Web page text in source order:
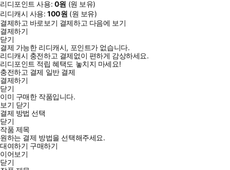
리디포인트 사용: 0원 (원 보유)
리디캐시 사용:100원 (원 보유)
결제하고 바로보기 결제하고 다음에 보기
결제하기
닫기
결제 가능한 리디캐시, 포인트가 없습니다.
리디캐시 충전하고 결제없이 편하게 감상하세요.
리디포인트 적립 혜택도 놓치지 마세요!
충전하고 결제 일반 결제
결제하기
닫기
이미 구매한 작품입니다.
보기 닫기
결제 방법 선택
닫기
작품 제목
원하는 결제 방법을 선택해주세요.
대여하기 구매하기
이어보기
닫기